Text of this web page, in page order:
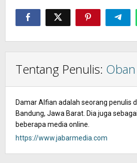
Tentang Penulis: Oban
Damar Alfian adalah seorang penulis
Bandung, Jawa Barat. Dia juga
beberapa media online.
https://www.jabarmedia.com